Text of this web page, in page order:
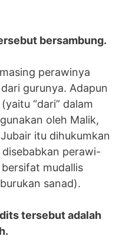
bersambung.
perawinya
gurunya. Adapun
(yaitu “dari” dalam
oleh Malik,
itu dihukumkan
perawi-
mudallis
sanad).
tersebut adalah